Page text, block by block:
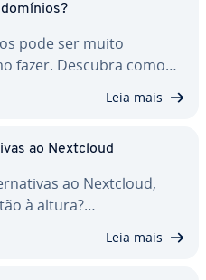
pode ser muito
fazer. Descubra como…
Leia mais
ao Nextcloud
ao Nextcloud,
à altura?…
Leia mais